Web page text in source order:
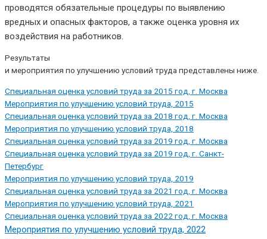
проводятся обязательные процедуры по выявлению
вредных и опасных факторов, а также оценка уровня их
воздействия на работников.
Результаты
и мероприятия по улучшению условий труда представлены ниже.
Специальная оценка условий труда за 2015 год, г. Москва
Мероприятия по улучшению условий труда, 2015
Специальная оценка условий труда за 2018 год, г. Москва
Мероприятия по улучшению условий труда, 2018
Специальная оценка условий труда за 2019 год, г. Москва
Специальная оценка условий труда за 2019 год, г. Санкт-
Петербург
Мероприятия по улучшению условий труда, 2019
Специальная оценка условий труда за 2021 год, г. Москва
Мероприятия по улучшению условий труда, 2021
Специальная оценка условий труда за 2022 год, г. Москва
Мероприятия по улучшению условий труда, 2022